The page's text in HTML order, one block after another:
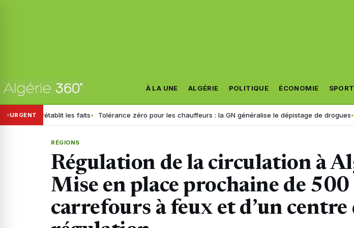
À LA UNE ALGÉRIE POLITIQUE ÉCONOMIE SPORT
URGENT
rétablit les faits Tolérance zéro pour les chauffeurs : la GN généralise le dépistage de drogues
RÉGIONS
Régulation de la circulation à
Mise en place prochaine de 500
carrefours à feux et d’un centre